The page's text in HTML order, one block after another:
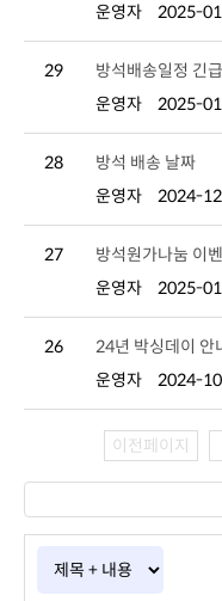
운영자
2025-
29 방석배송일정 긴
운영자
2025-
28
방석 배송 날짜
운영자
2024-
27
방석원가나눔 이
운영자
2025-
26
24년 박싱데이 안
운영자
2024-
이전페이지